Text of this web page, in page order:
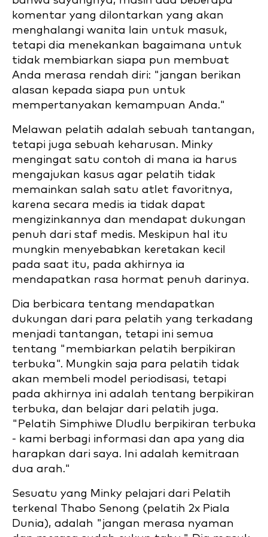
komentar yang dilontarkan yang akan
menghalangi wanita lain untuk masuk,
tetapi dia menekankan bagaimana untuk
tidak membiarkan siapa pun membuat
Anda merasa rendah diri: "jangan berikan
alasan kepada siapa pun untuk
mempertanyakan kemampuan Anda."
Melawan pelatih adalah sebuah tantangan,
tetapi juga sebuah keharusan. Minky
mengingat satu contoh di mana ia harus
mengajukan kasus agar pelatih tidak
memainkan salah satu atlet favoritnya,
karena secara medis ia tidak dapat
mengizinkannya dan mendapat dukungan
penuh dari staf medis. Meskipun hal itu
mungkin menyebabkan keretakan kecil
pada saat itu, pada akhirnya ia
mendapatkan rasa hormat penuh darinya.
Dia berbicara tentang mendapatkan
dukungan dari para pelatih yang terkadang
menjadi tantangan, tetapi ini semua
tentang "membiarkan pelatih berpikiran
terbuka". Mungkin saja para pelatih tidak
akan membeli model periodisasi, tetapi
pada akhirnya ini adalah tentang berpikiran
terbuka, dan belajar dari pelatih juga.
"Pelatih Simphiwe Dludlu berpikiran terbuka
- kami berbagi informasi dan apa yang dia
harapkan dari saya. Ini adalah kemitraan
dua arah."
Sesuatu yang Minky pelajari dari Pelatih
terkenal Thabo Senong (pelatih 2x Piala
Dunia), adalah "jangan merasa nyaman